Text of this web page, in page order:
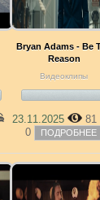
Bryan Adams - Be
Reason
Видеоклипы
23.11.2025
81
0
ПОДРОБНЕЕ